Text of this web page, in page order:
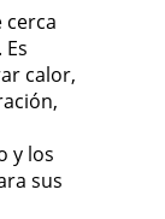
cerca
calor,
y los
sus